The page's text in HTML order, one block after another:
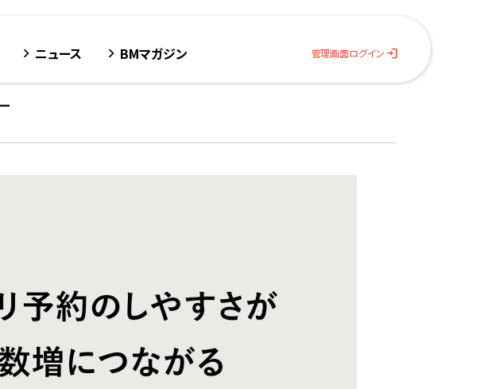
keyboard_arrow_right ニュース keyboard_arrow_right BMマガジン 管理画面ログインlogin